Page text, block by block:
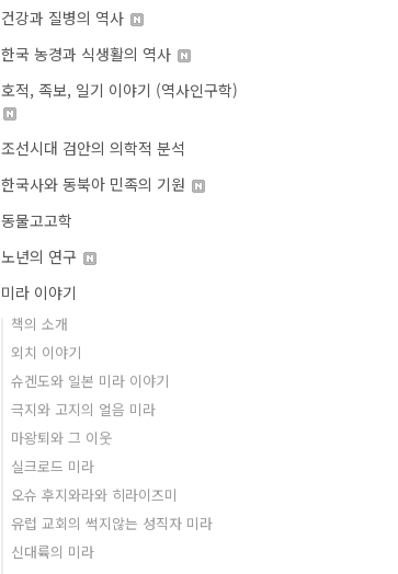
건강과 질병의 역사
한국 농경과 식생활의 역사
호적, 족보, 일기 이야기 (역사인구학)
조선시대 검안의 의학적 분석
한국사와 동북아 민족의 기원
동물고고학
노년의 연구
미라 이야기
책의 소개
외치 이야기
슈겐도와 일본 미라 이야기
극지와 고지의 얼음 미라
마왕퇴와 그 이웃
실크로드 미라
오슈 후지와라와 히라이즈미
유럽 교회의 썩지않는 성직자 미라
신대륙의 미라